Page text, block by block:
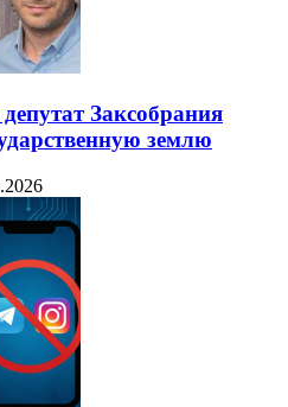
Заксобрания
землю